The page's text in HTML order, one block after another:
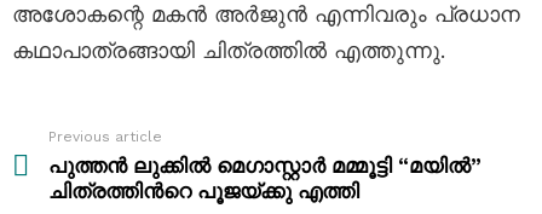
അശോകന്റെ മകന്‍ അര്‍ജുന്‍ എന്നിവരും പ്രധാന
കഥാപാത്രങ്ങായി ചിത്രത്തില്‍ എത്തുന്നു.
more
Previous article
പുത്തന്‍ ലുക്കില്‍ മെഗാസ്റ്റാർ മമ്മൂട്ടി “മയിൽ”
ചിത്രത്തിന്‍റെ പൂജയ്ക്കു എത്തി